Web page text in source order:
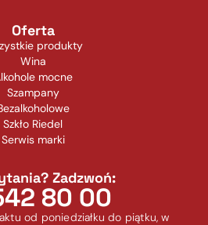
Oferta
produkty
Wina
mocne
Szampany
Szkło Riedel
Serwis marki
Zadzwoń:
80 00
od poniedziałku do piątku, w